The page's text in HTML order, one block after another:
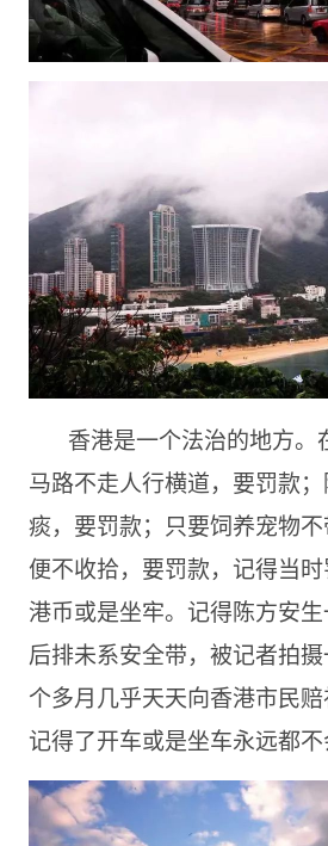
香港是一个法治的地方。
马路不走人行横道，要罚款
痰，要罚款；只要饲养宠物
便不收拾，要罚款，记得当
港币或是坐牢。记得陈方安
后排未系安全带，被记者拍
个多月几乎天天向香港市民
记得了开车或是坐车永远都不